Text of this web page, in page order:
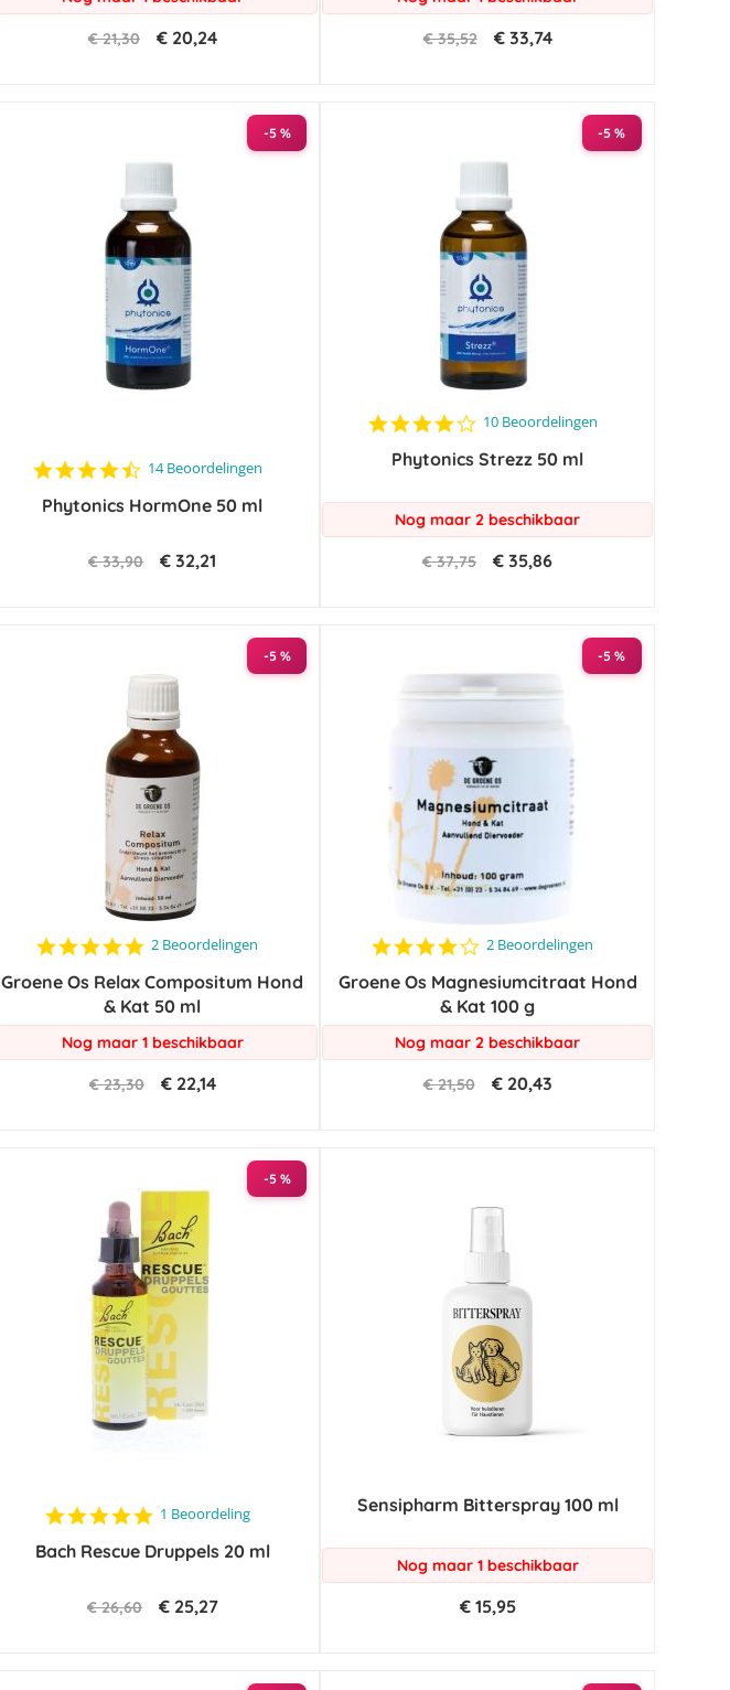
€ 21,30 € 20,24 € 35,52 € 33,74
-5 %
4.7
rating
14 Beoordelingen
Phytonics HormOne 50 ml
€ 33,90 € 32,21
-5 %
4.0
rating
10 Beoordelingen
Phytonics Strezz 50 ml
Nog maar 2 beschikbaar
€ 37,75 € 35,86
-5 %
5.0
rating
2 Beoordelingen
Groene Os Relax Compositum Hond
& Kat 50 ml
Nog maar 1 beschikbaar
€ 23,30 € 22,14
-5 %
4.0
rating
2 Beoordelingen
Groene Os Magnesiumcitraat Hond
& Kat 100 g
Nog maar 2 beschikbaar
€ 21,50 € 20,43
-5 %
5.0
rating
1 Beoordeling
Bach Rescue Druppels 20 ml
€ 26,60 € 25,27
Sensipharm Bitterspray 100 ml
Nog maar 1 beschikbaar
€ 15,95